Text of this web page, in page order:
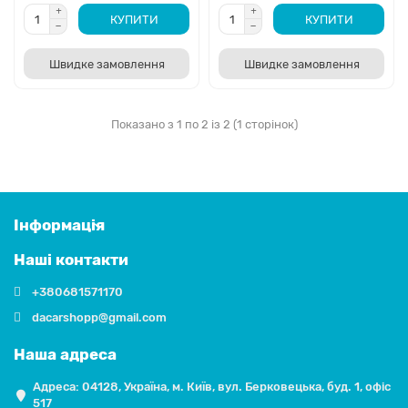
Найвразливішими елементами при
фронтальних ударах є величезна масивна
решітка радіатора, тонкі кріплення нових фар,
нижній спойлер переднього бампера.
Kicks 2021-2024
(рестайлінг) ми пропонуємо повний асортимент
КУПИТИ
Швидке замовлення
КУПИТИ
Швидке замовлення
Показано з 1 по 2 із 2 (1 сторінок)
Інформація
Наші контакти
+380681571170
dacarshopp@gmail.com
Наша адреса
Адреса: 04128, Україна, м. Київ, вул. Берковецька, буд. 1, офіс
517